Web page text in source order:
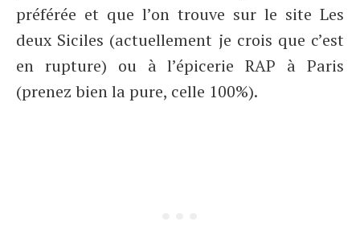
préférée et que l’on trouve sur le site Les
deux Siciles (actuellement je crois que c’est
en rupture) ou à l’épicerie RAP à Paris
(prenez bien la pure, celle 100%).